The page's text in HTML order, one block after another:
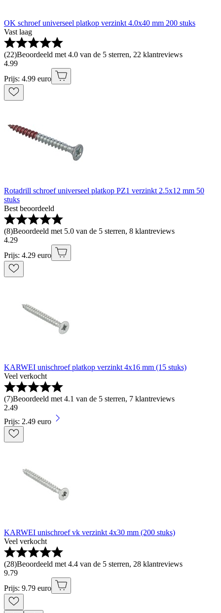
OK schroef universeel platkop verzinkt 4.0x40 mm 200 stuks
Vast laag
(22)Beoordeeld met 4.0 van de 5 sterren, 22 klantreviews
4.99
Prijs: 4.99 euro
Rotadrill schroef universeel platkop PZ1 verzinkt 2.5x12 mm 50
stuks
Best beoordeeld
(8)Beoordeeld met 5.0 van de 5 sterren, 8 klantreviews
4.29
Prijs: 4.29 euro
KARWEI unischroef platkop verzinkt 4x16 mm (15 stuks)
Veel verkocht
(7)Beoordeeld met 4.1 van de 5 sterren, 7 klantreviews
2.49
Prijs: 2.49 euro
KARWEI unischroef vk verzinkt 4x30 mm (200 stuks)
Veel verkocht
(28)Beoordeeld met 4.4 van de 5 sterren, 28 klantreviews
9.79
Prijs: 9.79 euro